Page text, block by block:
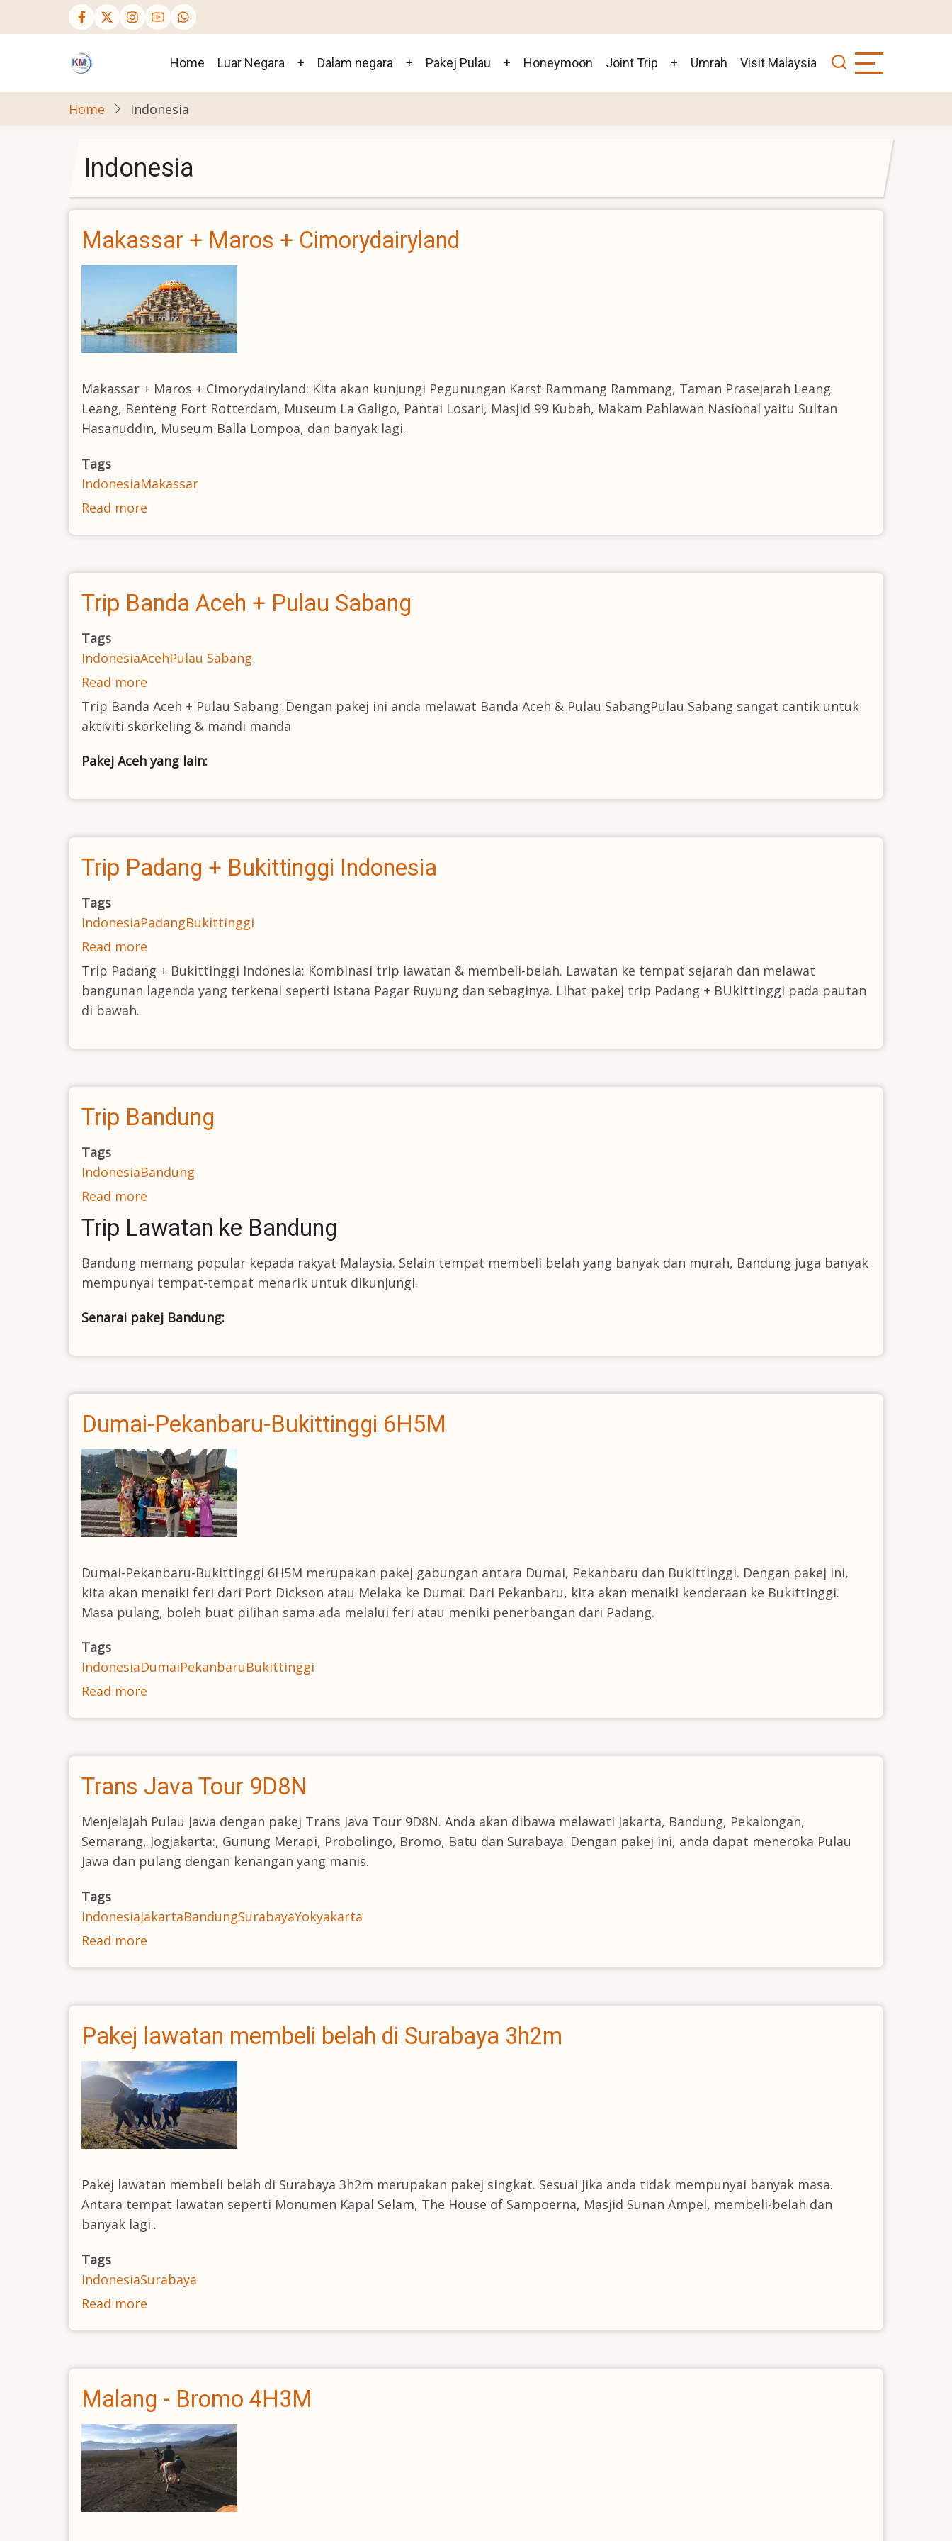
to
Main
navigation
Home Luar Negara + Dalam negara + Pakej Pulau + Honeymoon Joint Trip + Umrah Visit Malaysia
Home Indonesia
Indonesia
Makassar + Maros + Cimorydairyland
Makassar + Maros + Cimorydairyland: Kita akan kunjungi Pegunungan Karst Rammang Rammang, Taman Prasejarah Leang
Leang, Benteng Fort Rotterdam, Museum La Galigo, Pantai Losari, Masjid 99 Kubah, Makam Pahlawan Nasional yaitu Sultan
Hasanuddin, Museum Balla Lompoa, dan banyak lagi..
Tags
IndonesiaMakassar
Read more
Cimorydairyland
Trip Banda Aceh + Pulau Sabang
Tags
IndonesiaAcehPulau Sabang
Read more
Trip
Banda
+
Sabang
Trip Banda Aceh + Pulau Sabang: Dengan pakej ini anda melawat Banda Aceh & Pulau SabangPulau Sabang sangat cantik untuk
aktiviti skorkeling & mandi manda
Pakej Aceh yang lain:
Trip Padang + Bukittinggi Indonesia
Tags
IndonesiaPadangBukittinggi
Read more
Trip
Padang
Indonesia
Trip Padang + Bukittinggi Indonesia: Kombinasi trip lawatan & membeli-belah. Lawatan ke tempat sejarah dan melawat
bangunan lagenda yang terkenal seperti Istana Pagar Ruyung dan sebaginya. Lihat pakej trip Padang + BUkittinggi pada pautan
di bawah.
Trip Bandung
Tags
IndonesiaBandung
Read more
Bandung
Trip Lawatan ke Bandung
Bandung memang popular kepada rakyat Malaysia. Selain tempat membeli belah yang banyak dan murah, Bandung juga banyak
mempunyai tempat-tempat menarik untuk dikunjungi.
Senarai pakej Bandung:
Dumai-Pekanbaru-Bukittinggi 6H5M
Dumai-Pekanbaru-Bukittinggi 6H5M merupakan pakej gabungan antara Dumai, Pekanbaru dan Bukittinggi. Dengan pakej ini,
kita akan menaiki feri dari Port Dickson atau Melaka ke Dumai. Dari Pekanbaru, kita akan menaiki kenderaan ke Bukittinggi.
Masa pulang, boleh buat pilihan sama ada melalui feri atau meniki penerbangan dari Padang.
Tags
IndonesiaDumaiPekanbaruBukittinggi
Read more
Trans Java Tour 9D8N
Menjelajah Pulau Jawa dengan pakej Trans Java Tour 9D8N. Anda akan dibawa melawati Jakarta, Bandung, Pekalongan,
Semarang, Jogjakarta:, Gunung Merapi, Probolingo, Bromo, Batu dan Surabaya. Dengan pakej ini, anda dapat meneroka Pulau
Jawa dan pulang dengan kenangan yang manis.
Tags
IndonesiaJakartaBandungSurabayaYokyakarta
Read more
Pakej lawatan membeli belah di Surabaya 3h2m
Pakej lawatan membeli belah di Surabaya 3h2m merupakan pakej singkat. Sesuai jika anda tidak mempunyai banyak masa.
Antara tempat lawatan seperti Monumen Kapal Selam, The House of Sampoerna, Masjid Sunan Ampel, membeli-belah dan
banyak lagi..
Tags
IndonesiaSurabaya
Read more
di
Surabaya
3h2m
Malang - Bromo 4H3M